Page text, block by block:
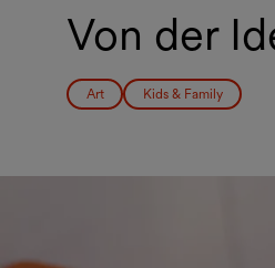
Von der
Art Kids & Family